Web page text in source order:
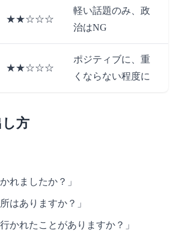
★★☆☆☆
軽い話題のみ、政
治はNG
★★☆☆☆
ポジティブに、重
くならない程度に
方
れましたか？」
はありますか？」
かれたことがありますか？」